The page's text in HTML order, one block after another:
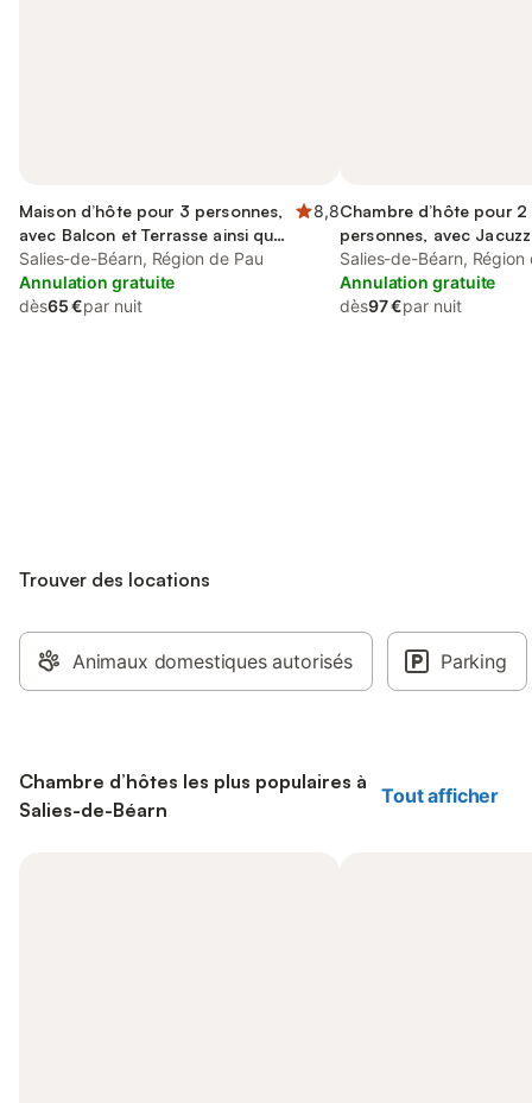
Maison d’hôte pour 3 personnes,
avec Balcon et Terrasse ainsi que
Jardin et Vue
8,8
Salies-de-Béarn, Région de Pau
Annulation gratuite
dès65 €par nuit
Chambre d’hôte pour 2
personnes, avec
Terrasse et Sauna
Salies-de-Béarn, Région
Annulation gratuite
dès97 €par nuit
Trouver des locations
Animaux domestiques autorisés Parking
Chambre d’hôtes les plus populaires à
Salies-de-Béarn
Tout afficher